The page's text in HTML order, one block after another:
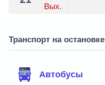
Вых.
Транспорт на остановке
Автобусы